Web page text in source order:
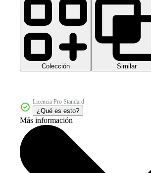
Colección Similar
Licencia Pro Standard
¿Qué es esto?
Más información